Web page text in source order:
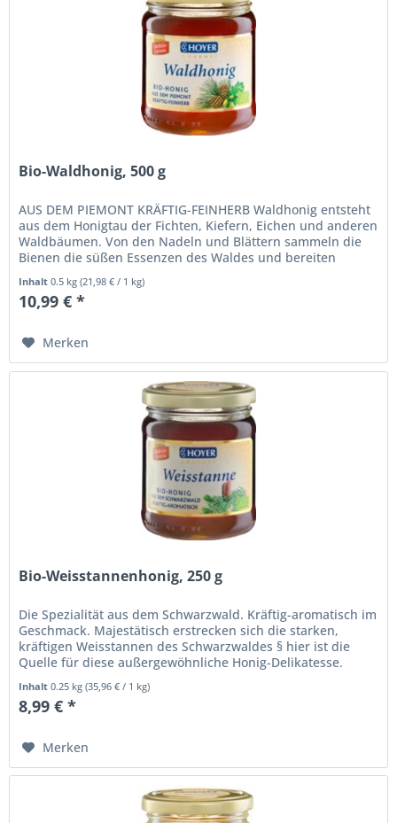
Bio-Waldhonig, 500 g
AUS DEM PIEMONT KRÄFTIG-FEINHERB Waldhonig entsteht
aus dem Honigtau der Fichten, Kiefern, Eichen und anderen
Waldbäumen. Von den Nadeln und Blättern sammeln die
Bienen die süßen Essenzen des Waldes und bereiten
Inhalt0.5 kg(21,98 € / 1 kg)
10,99 € *
Merken
Bio-Weisstannenhonig, 250 g
Die Spezialität aus dem Schwarzwald. Kräftig-aromatisch im
Geschmack. Majestätisch erstrecken sich die starken,
kräftigen Weisstannen des Schwarzwaldes § hier ist die
Quelle für diese außergewöhnliche Honig-Delikatesse.
Inhalt0.25 kg(35,96 € / 1 kg)
8,99 € *
Merken